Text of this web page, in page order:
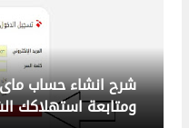
شرح الاشتراك فى
الفايبر اوبتكس من